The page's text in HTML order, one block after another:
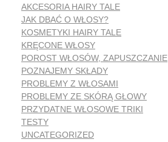
AKCESORIA HAIRY TALE
JAK DBAĆ O WŁOSY?
KOSMETYKI HAIRY TALE
KRĘCONE WŁOSY
POROST WŁOSÓW, ZAPUSZCZANIE
POZNAJEMY SKŁADY
PROBLEMY Z WŁOSAMI
PROBLEMY ZE SKÓRĄ GŁOWY
PRZYDATNE WŁOSOWE TRIKI
TESTY
UNCATEGORIZED